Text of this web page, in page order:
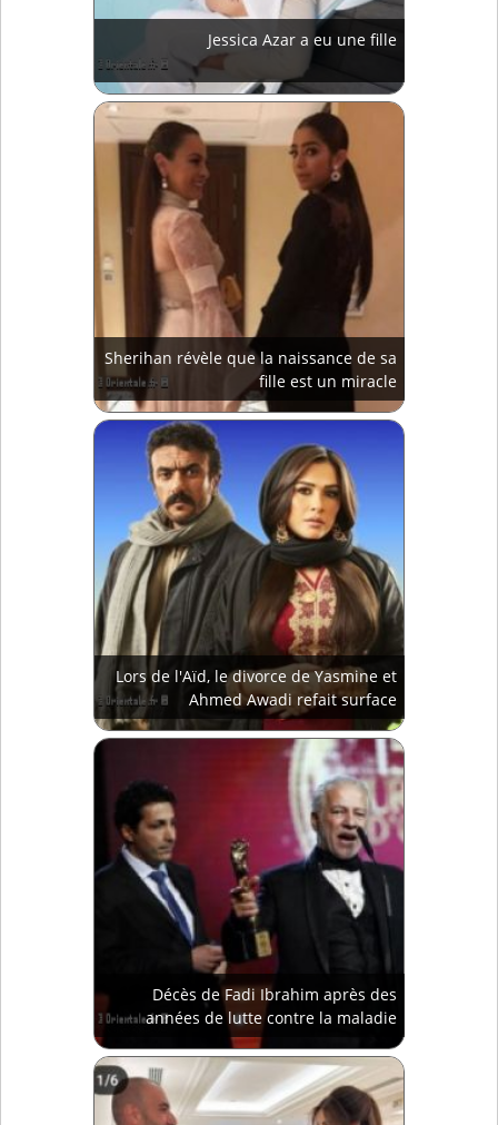
Jessica Azar a eu une fille
Sherihan révèle que la naissance de sa
fille est un miracle
Lors de l'Aïd, le divorce de Yasmine et
Ahmed Awadi refait surface
Décès de Fadi Ibrahim après des
années de lutte contre la maladie